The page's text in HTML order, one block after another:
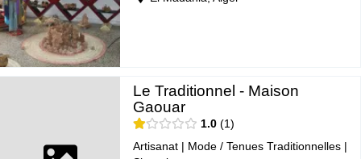
Le Traditionnel - Maison
Gaouar
1.0
1
Artisanat | Mode / Tenues Traditionnelles |